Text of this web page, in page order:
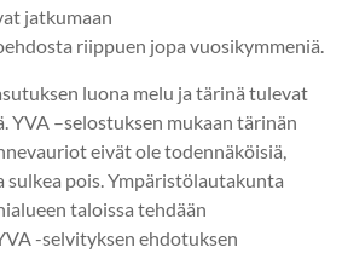
jatkumaan
riippuen jopa vuosikymmeniä.
luona melu ja tärinä tulevat
YVA –selostuksen mukaan tärinän
eivät ole todennäköisiä,
sulkea pois. Ympäristölautakunta
taloissa tehdään
-selvityksen ehdotuksen